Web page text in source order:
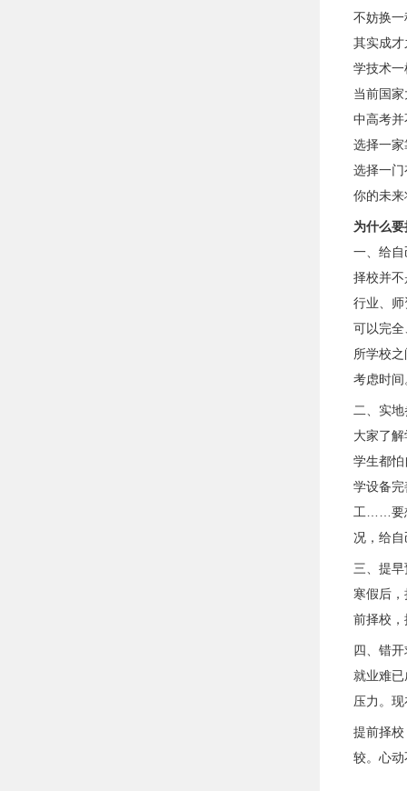
不妨换
其实成
学技术
当前国
中高考
选择一
选择一
你的未
为什么
一、给
择校并
行业、
可以完
所学校
考虑时
二、实
大家了
学生都
学设备
工……要
况，给
三、提
寒假后
前择校
四、错
就业难
压力。
提前择
较。心